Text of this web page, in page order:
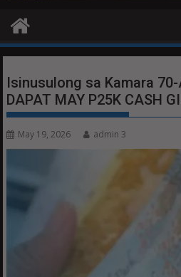
Isinusulong sa Kamara 70-
DAPAT MAY P25K CASH
May 19, 2026 admin 3